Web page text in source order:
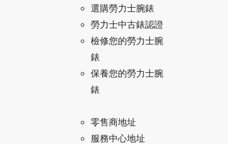
選購勞力士腕錶
勞力士中古錶認證
檢修您的勞力士腕
錶
保養您的勞力士腕
錶
零售商地址
服務中心地址